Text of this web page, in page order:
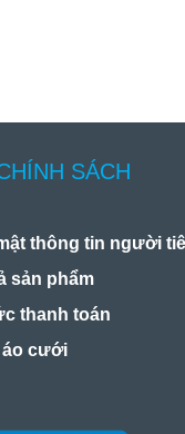
SÁCH
thông tin người
sản phẩm
thanh toán
áo cưới